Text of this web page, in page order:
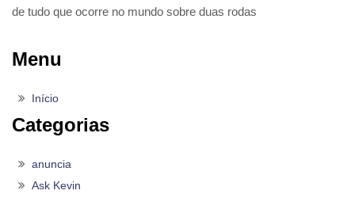
de tudo que ocorre no mundo sobre duas rodas
Menu
Início
Categorias
anuncia
Ask Kevin